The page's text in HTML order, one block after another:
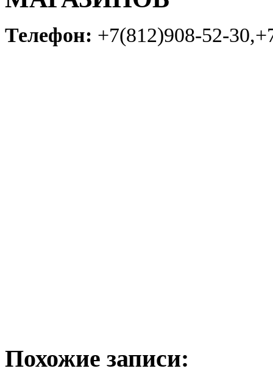
Телефон: +7(812)908-52-
Похожие записи: